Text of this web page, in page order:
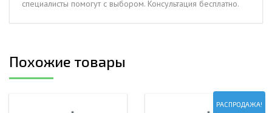
специалисты помогут с выбором. Консультация бесплатно.
Похожие товары
РАСПРОДАЖА!